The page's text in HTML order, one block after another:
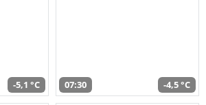
-5,1 °C 07:30 -4,5 °C